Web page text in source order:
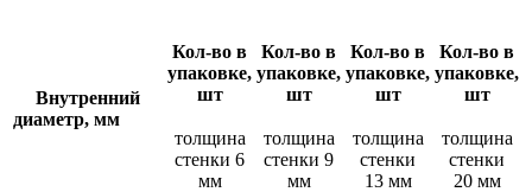
Внутренний
диаметр, мм
Кол-во в
упаковке,
шт
толщина
стенки 6
мм
Кол-во в
упаковке,
шт
толщина
стенки 9
мм
Кол-во в
упаковке,
шт
толщина
стенки
13 мм
Кол-во в
упаковке,
шт
толщина
стенки
20 мм